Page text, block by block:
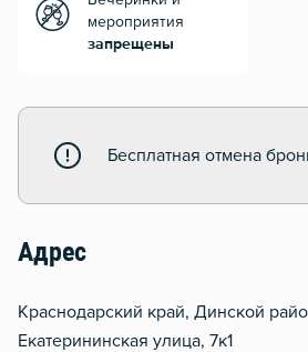
мероприятия
запрещены
Бесплатная отмена
Адрес
Краснодарский край, Динской
Екатерининская улица, 7к1